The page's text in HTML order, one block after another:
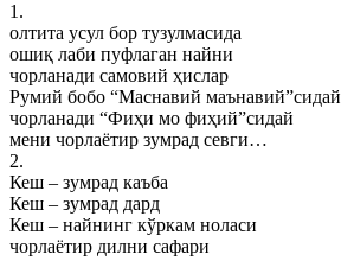
1.
олтита усул бор тузулмасида
ошиқ лаби пуфлаган найни
чорланади самовий ҳислар
Румий бобо “Маснавий маънавий”сидай
чорланади “Фиҳи мо фиҳий”сидай
мени чорлаётир зумрад севги…
2.
Кеш – зумрад каъба
Кеш – зумрад дард
Кеш – найнинг кўркам ноласи
чорлаётир дилни сафари